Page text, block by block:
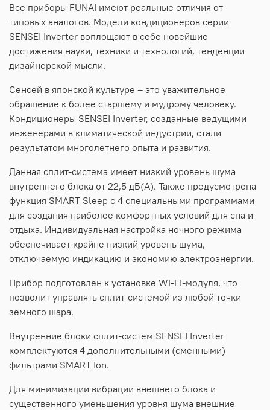
Все приборы FUNAI имеют реальные отличия от
типовых аналогов. Модели кондиционеров серии
SENSEI Inverter воплощают в себе новейшие
достижения науки, техники и технологий, тенденции
дизайнерской мысли.
Сенсей в японской культуре – это уважительное
обращение к более старшему и мудрому человеку.
Кондиционеры SENSEI Inverter, созданные ведущими
инженерами в климатической индустрии, стали
результатом многолетнего опыта и развития.
Данная сплит-система имеет низкий уровень шума
внутреннего блока от 22,5 дБ(А). Также предусмотрена
функция SMART Sleep с 4 специальными программами
для создания наиболее комфортных условий для сна и
отдыха. Индивидуальная настройка ночного режима
обеспечивает крайне низкий уровень шума,
отключаемую индикацию и экономию электроэнергии.
Прибор подготовлен к установке Wi-Fi-модуля, что
позволит управлять сплит-системой из любой точки
земного шара.
Внутренние блоки сплит-систем SENSEI Inverter
комплектуются 4 дополнительными (сменными)
фильтрами SMART Ion.
Для минимизации вибрации внешнего блока и
существенного уменьшения уровня шума внешние